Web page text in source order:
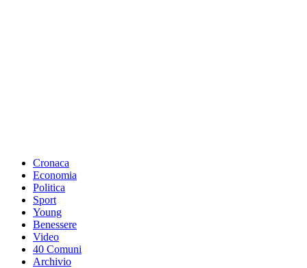
Cronaca
Economia
Politica
Sport
Young
Benessere
Video
40 Comuni
Archivio